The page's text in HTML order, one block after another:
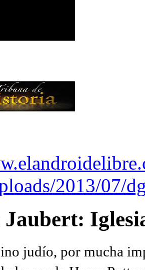
2013/07/
judío, por mucha